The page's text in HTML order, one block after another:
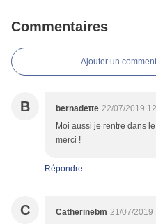
Commentaires
Ajouter un
B bernadette 22/07/2019
Moi aussi je rentre dans
merci !
Répondre
C Catherinebm 21/07/2019